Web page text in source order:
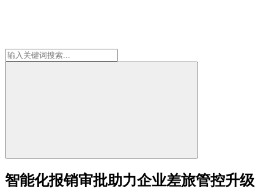
智能化报销审批助力企业差旅管控升级